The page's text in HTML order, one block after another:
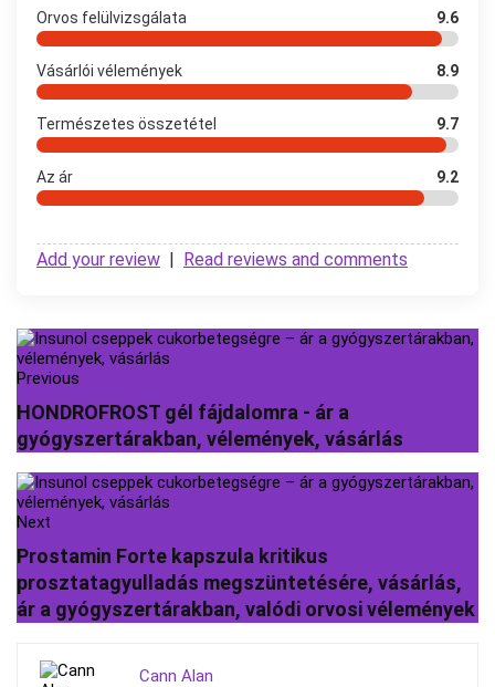
Orvos felülvizsgálata 9.6
Vásárlói vélemények 8.9
Természetes összetétel 9.7
Az ár 9.2
Add your review | Read reviews and comments
Previous
HONDROFROST gél fájdalomra - ár a
gyógyszertárakban, vélemények, vásárlás
Next
Prostamin Forte kapszula kritikus
prosztatagyulladás megszüntetésére, vásárlás,
ár a gyógyszertárakban, valódi orvosi vélemények
Cann Alan